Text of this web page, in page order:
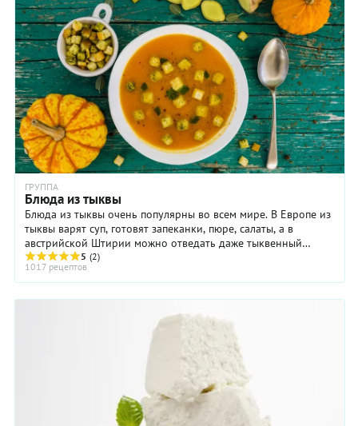
ГРУППА
Блюда из тыквы
Блюда из тыквы очень популярны во всем мире. В Европе из
тыквы варят суп, готовят запеканки, пюре, салаты, а в
австрийской Штирии можно отведать даже тыквенный
шнапс и тыквенный кофе. В Армении тыкву ...
5 (2)
1017 рецептов